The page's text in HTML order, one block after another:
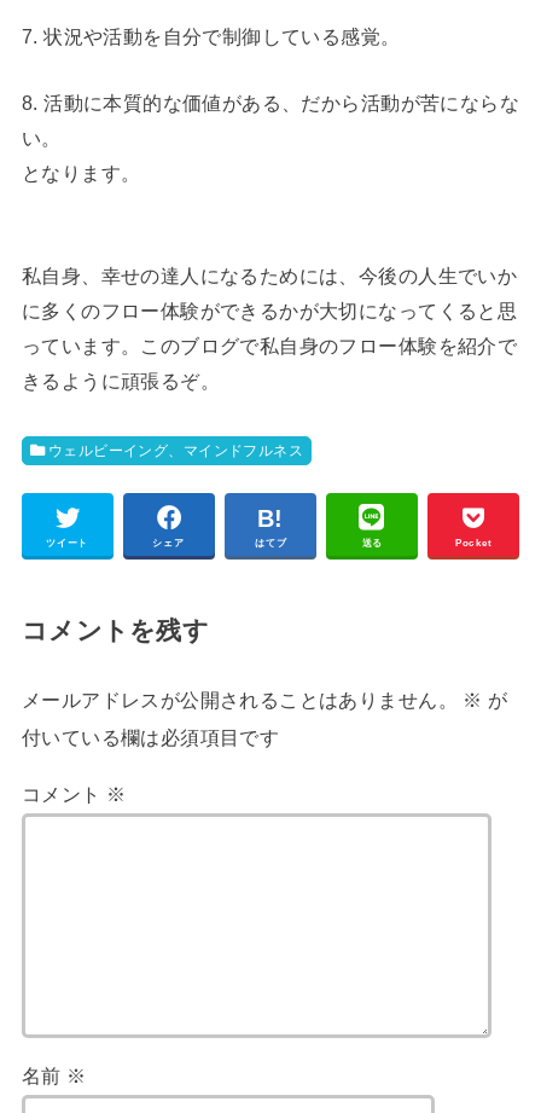
7. 状況や活動を自分で制御している感覚。
8. 活動に本質的な価値がある、だから活動が苦にならな
い。
となります。
私自身、幸せの達人になるためには、今後の人生でいか
に多くのフロー体験ができるかが大切になってくると思
っています。このブログで私自身のフロー体験を紹介で
きるように頑張るぞ。
ウェルビーイング、マインドフルネス
ツイート シェア はてブ 送る Pocket
コメントを残す
メールアドレスが公開されることはありません。 ※ が
付いている欄は必須項目です
コメント ※
名前 ※